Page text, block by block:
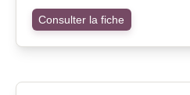
Consulter la fiche